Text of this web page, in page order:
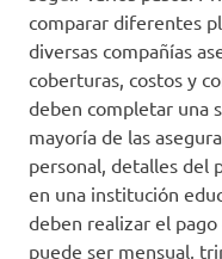
comparar diferentes
diversas compañías
coberturas, costos y
deben completar una
mayoría de las
personal, detalles del
en una institución
deben realizar el
puede ser mensual,